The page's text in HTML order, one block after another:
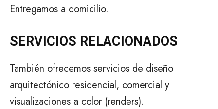
Entregamos a domicilio.
SERVICIOS RELACIONADOS
También ofrecemos servicios de diseño
arquitectónico residencial, comercial y
visualizaciones a color (renders).